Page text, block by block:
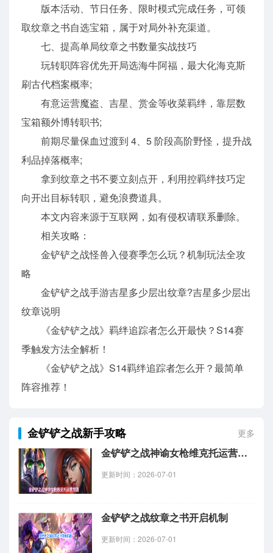
版本活动、节日任务、限时模式完成任务，可领
取纹章之书自选宝箱，属于对局外补充渠道。
七、提高单局纹章之书数量实战技巧
玩转职阵容优先开局选海牛阿福，最大化海克斯
刷古代档案概率;
有意运营魔盗、吉星、赏金等收菜羁绊，靠层数
宝箱额外博转职书;
前期尽量保血过渡到 4、5 阶段高阶野怪，提升战
利品掉落概率;
拿到纹章之书不要立刻点开，利用控羁绊技巧定
向开出目标转职，避免浪费道具。
本文内容来源于互联网，如有侵权请联系删除。
相关攻略：
金铲铲之战怪兽入侵赛季怎么玩？机制玩法全攻
略
金铲铲之战手游吉星多少层出纹章?吉星多少层出
纹章说明
《金铲铲之战》羁绊追踪者怎么开最快？S14赛
季触发方法全解析！
《金铲铲之战》S14羁绊追踪者怎么开？最简单
阵容推荐！
金铲铲之战新手攻略 更多
金铲铲之战神谕女枪维克托运营思路
更新时间：2026-07-01
金铲铲之战纹章之书开启机制
更新时间：2026-07-01